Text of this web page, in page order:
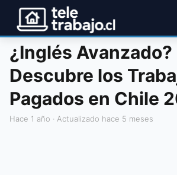
¿Inglés Avanzado?
Descubre los
Pagados en Chile
hace 1 año · Actualizado hace 5 meses